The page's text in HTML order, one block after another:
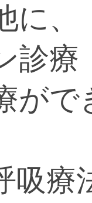
に、
診
が
吸